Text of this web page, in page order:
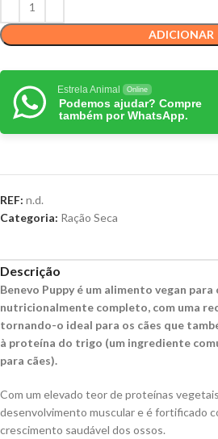
ADICIONAR
Estrela Animal Online
Podemos ajudar? Compre
também por WhatsApp.
REF: n.d.
Categoria: Ração Seca
Descrição
Benevo Puppy é um alimento vegan para
nutricionalmente completo, com uma
tornando-o ideal para os cães que
à proteína do trigo (um ingrediente
para cães).
Com um elevado teor de proteínas
desenvolvimento muscular e é fortificado
crescimento saudável dos ossos.